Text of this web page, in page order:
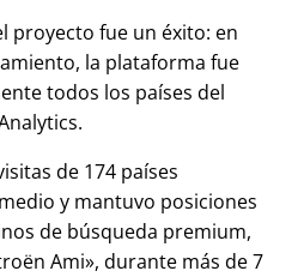
proyecto fue un éxito: en
la plataforma fue
todos los países del
de 174 países
y mantuvo posiciones
de búsqueda premium,
Ami , durante más de 7